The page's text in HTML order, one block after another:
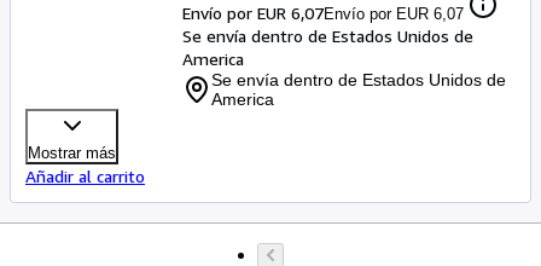
Envío por EUR 6,07Envío por EUR 6,07
Se envía dentro de Estados Unidos de
America
Se envía dentro de Estados Unidos de
America
Mostrar más
Añadir al carrito